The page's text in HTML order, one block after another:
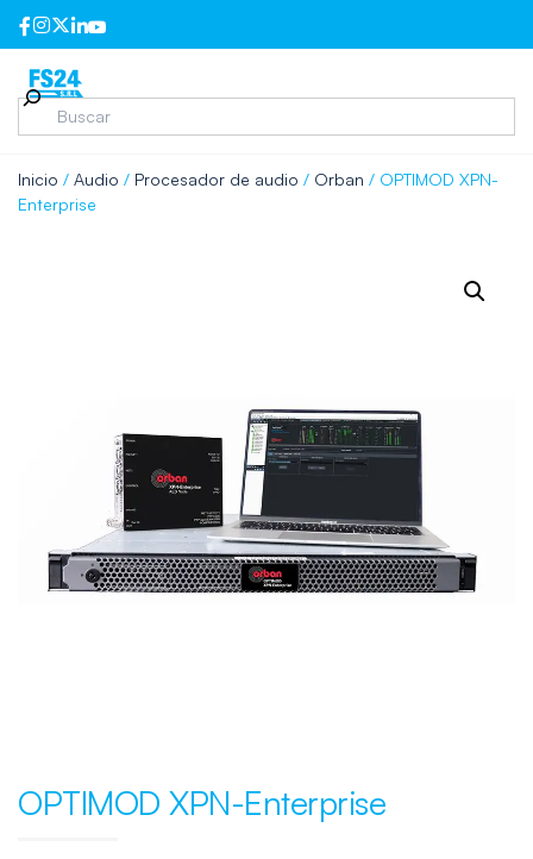
Inicio / Audio / Procesador de audio / Orban / OPTIMOD XPN-
Enterprise
OPTIMOD XPN-Enterprise